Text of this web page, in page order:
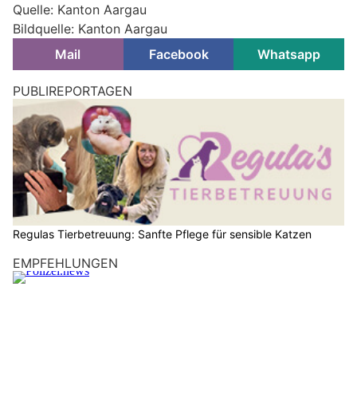
Quelle: Kanton Aargau
Bildquelle: Kanton Aargau
Mail
Facebook Whatsapp
PUBLIREPORTAGEN
Regulas Tierbetreuung: Sanfte Pflege für sensible Katzen
EMPFEHLUNGEN